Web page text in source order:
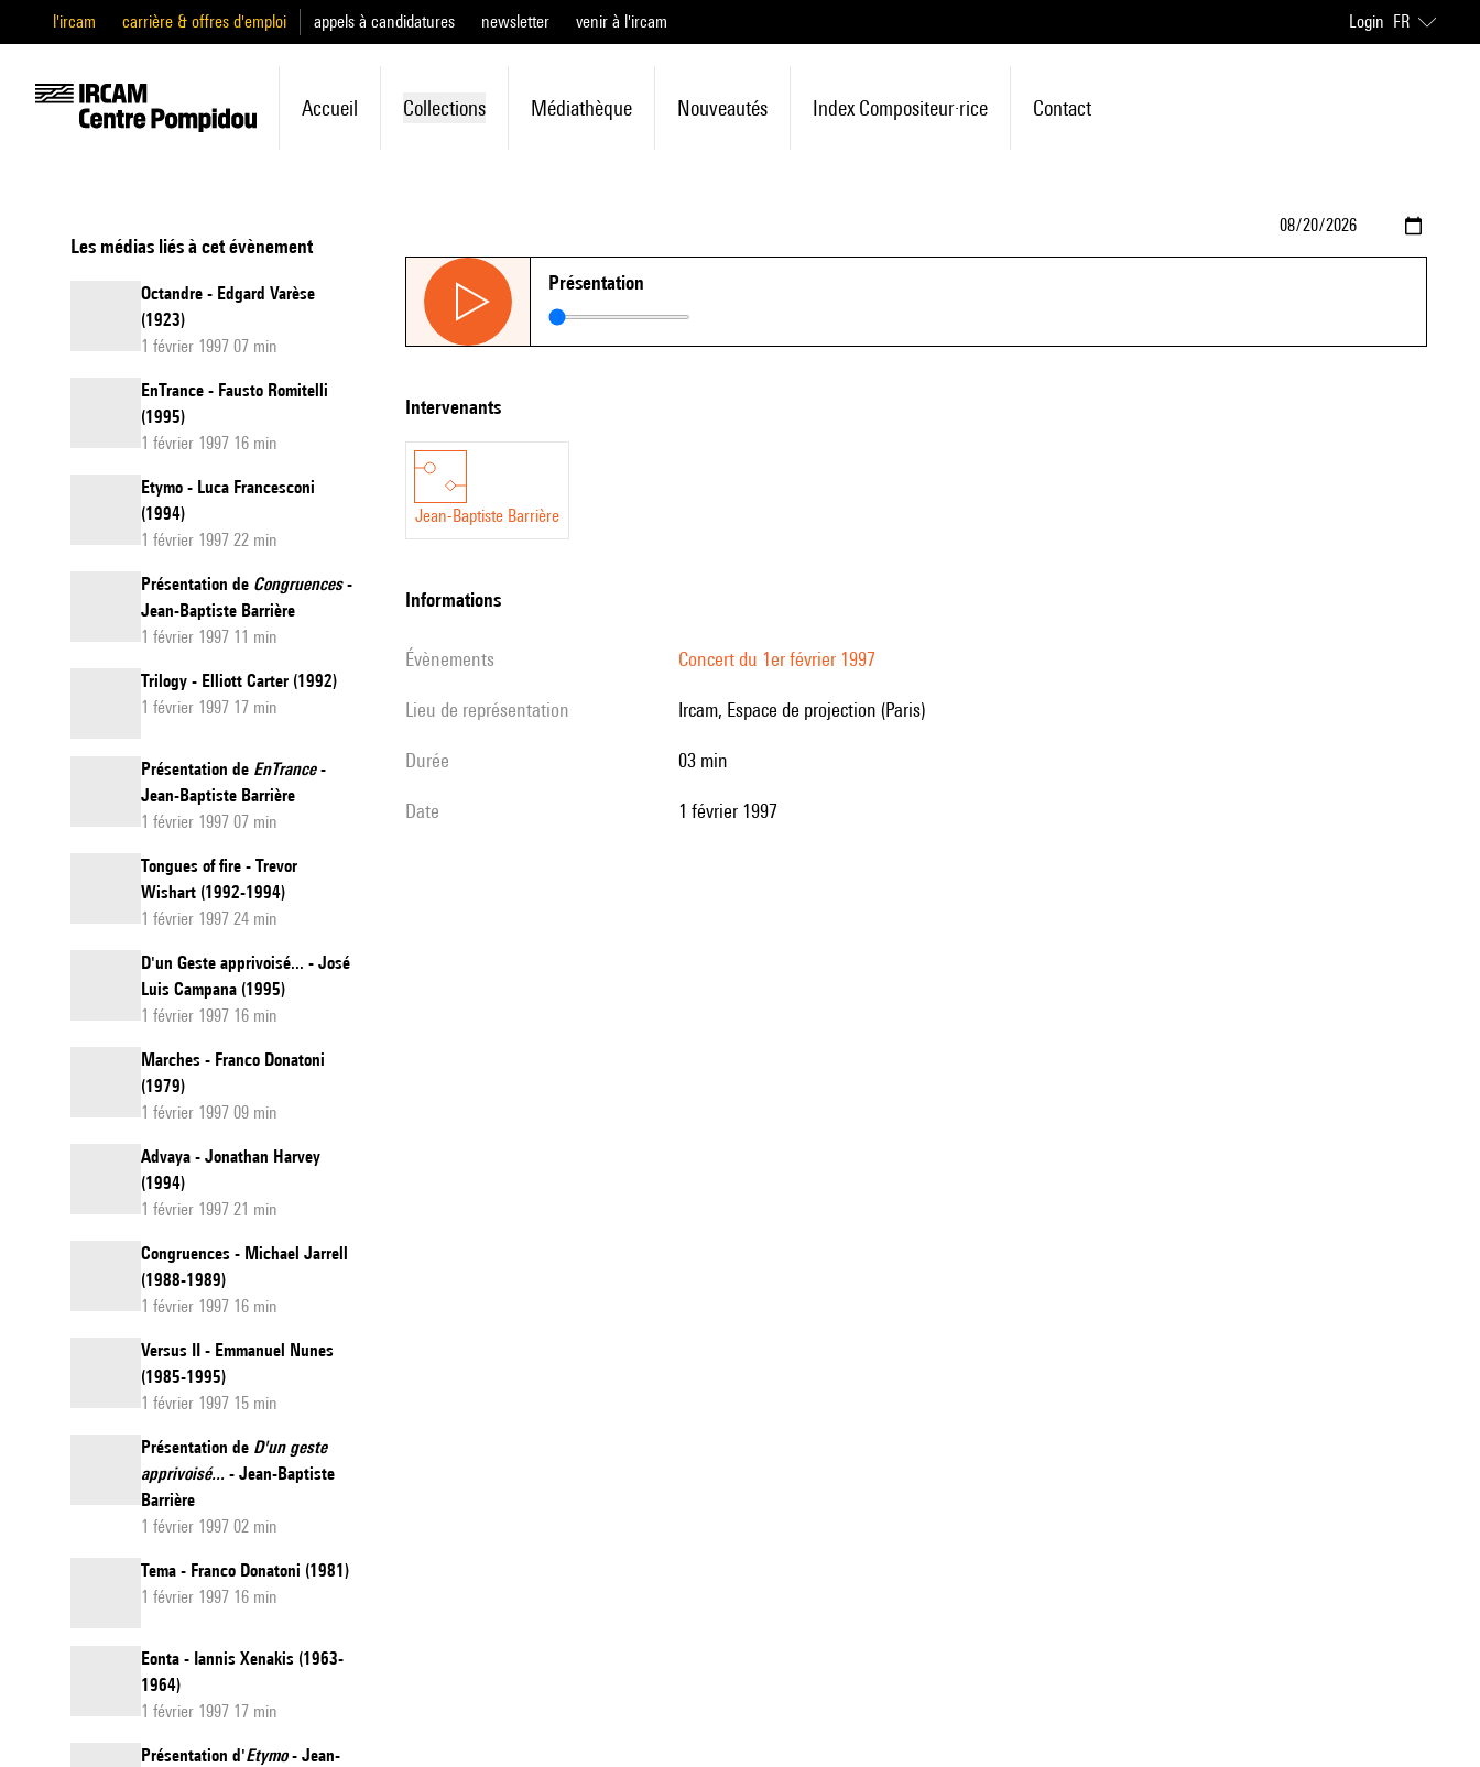
l'ircam carrière & offres d'emploi appels à candidatures newsletter venir à l'ircam Login FR
Accueil Collections Médiathèque Nouveautés Index Compositeur·rice Contact
Les médias liés à cet évènement
Octandre - Edgard Varèse
(1923)
1 février 1997 07 min
EnTrance - Fausto Romitelli
(1995)
1 février 1997 16 min
Etymo - Luca Francesconi
(1994)
1 février 1997 22 min
Présentation de Congruences-
Jean-Baptiste Barrière
1 février 1997 11 min
Trilogy - Elliott Carter (1992)
1 février 1997 17 min
Présentation de EnTrance-
Jean-Baptiste Barrière
1 février 1997 07 min
Tongues of fire - Trevor
Wishart (1992-1994)
1 février 1997 24 min
D'un Geste apprivoisé... - José
Luis Campana (1995)
1 février 1997 16 min
Marches - Franco Donatoni
(1979)
1 février 1997 09 min
Advaya - Jonathan Harvey
(1994)
1 février 1997 21 min
Congruences - Michael Jarrell
(1988-1989)
1 février 1997 16 min
Versus II - Emmanuel Nunes
(1985-1995)
1 février 1997 15 min
Présentation de D'un geste
apprivoisé... - Jean-Baptiste
Barrière
1 février 1997 02 min
Tema - Franco Donatoni (1981)
1 février 1997 16 min
Eonta - Iannis Xenakis (1963-
1964)
1 février 1997 17 min
Présentation d'Etymo- Jean-
Présentation
intervenants
Jean-Baptiste Barrière
informations
évènements Concert du 1er février 1997
Lieu de représentation Ircam, Espace de projection (Paris)
durée 03 min
date 1 février 1997